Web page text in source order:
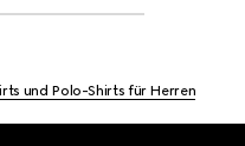
und Polo-Shirts für Herren